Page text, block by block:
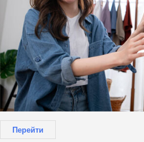
Перейти